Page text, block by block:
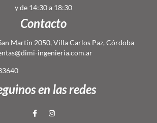
y de 14:30 a 18:30
Contacto
Martín 2050, Villa Carlos Paz, Córdoba
ingenieria.com.ar
en las redes